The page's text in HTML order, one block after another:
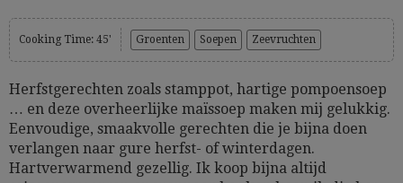
Cooking Time: 45' Groenten Soepen Zeevruchten
Herfstgerechten zoals stamppot, hartige pompoensoep
… en deze overheerlijke maïssoep maken mij gelukkig.
Eenvoudige, smaakvolle gerechten die je bijna doen
verlangen naar gure herfst- of winterdagen.
Hartverwarmend gezellig. Ik koop bijna altijd